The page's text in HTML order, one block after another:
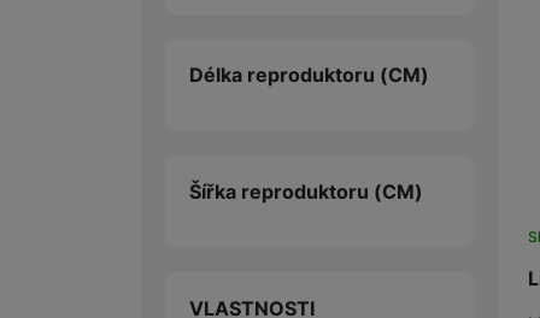
Délka reproduktoru (CM)
Šířka reproduktoru (CM)
VLASTNOSTI